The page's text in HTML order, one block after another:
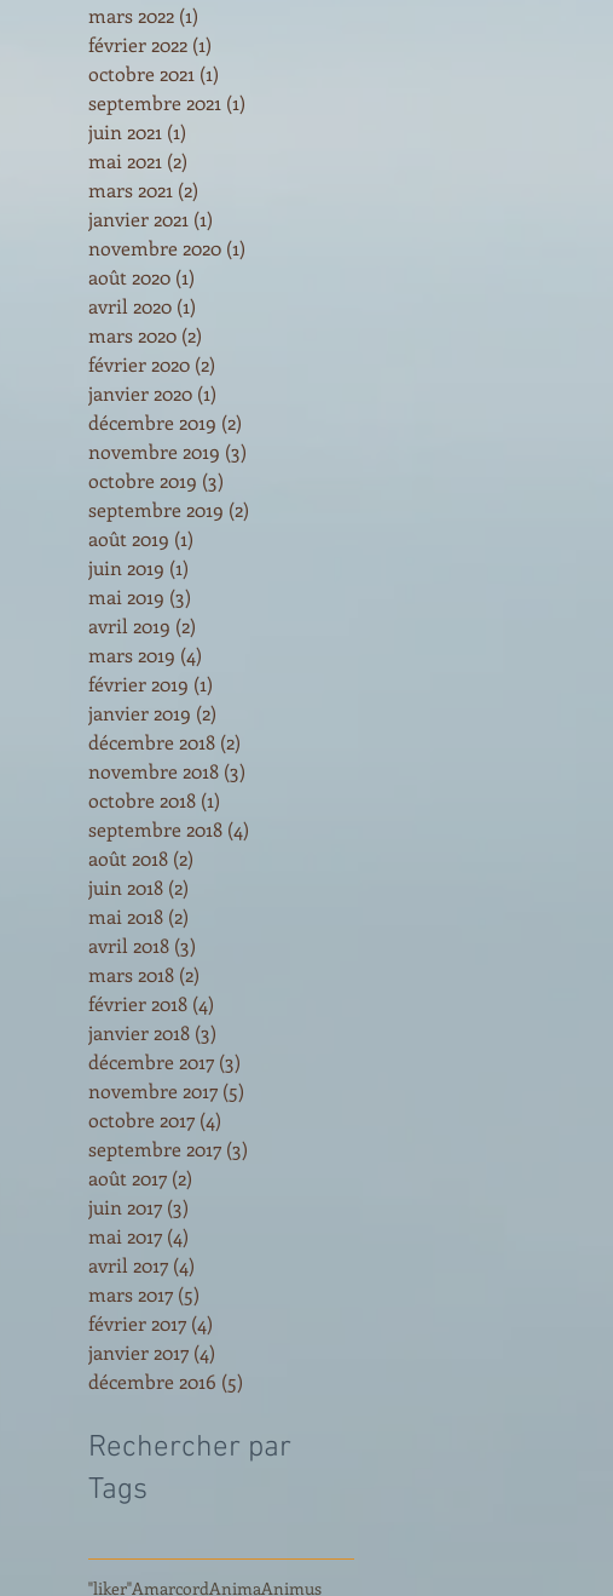
mars 2022 (1)
février 2022 (1)
octobre 2021 (1)
septembre 2021 (1)
juin 2021 (1)
mai 2021 (2)
mars 2021 (2)
janvier 2021 (1)
novembre 2020 (1)
août 2020 (1)
avril 2020 (1)
mars 2020 (2)
février 2020 (2)
janvier 2020 (1)
décembre 2019 (2)
novembre 2019 (3)
octobre 2019 (3)
septembre 2019 (2)
août 2019 (1)
juin 2019 (1)
mai 2019 (3)
avril 2019 (2)
mars 2019 (4)
février 2019 (1)
janvier 2019 (2)
décembre 2018 (2)
novembre 2018 (3)
octobre 2018 (1)
septembre 2018 (4)
août 2018 (2)
juin 2018 (2)
mai 2018 (2)
avril 2018 (3)
mars 2018 (2)
février 2018 (4)
janvier 2018 (3)
décembre 2017 (3)
novembre 2017 (5)
octobre 2017 (4)
septembre 2017 (3)
août 2017 (2)
juin 2017 (3)
mai 2017 (4)
avril 2017 (4)
mars 2017 (5)
février 2017 (4)
janvier 2017 (4)
décembre 2016 (5)
Rechercher par
Tags
"liker"AmarcordAnimaAnimus